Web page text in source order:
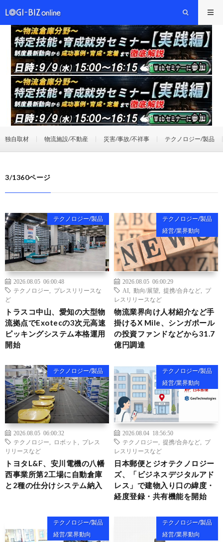
独自取材 物流施設/不動産 災害/事故/不祥事 テクノロジー/製品
3/1360ページ
テクノロジー/製品
2026.08.05 06:00:48
テクノロジー
プレスリリースな
ど
トラスコ中山、愛知の大型物
流拠点でExotecの3次元高速
ピッキングシステム本格運用
開始
テクノロジー/製品
経営/業界動向
2026.08.05 06:00:29
AI
動向/展望 提携/合弁など
プ
レスリリースなど
物流業界向け人材紹介など手
掛けるX Mile、シンガポール
の投資ファンドなどから31.7
億円調達
テクノロジー/製品
2026.08.05 06:00:32
テクノロジー
ロボット
プレス
リリースなど
トヨタL&F、安川電機の八幡
西事業所第2工場に自動倉庫
と2種の仕分けシステム納入
テクノロジー/製品
経営/業界動向
2026.08.04 18:56:50
テクノロジー
提携/合弁など
プ
レスリリースなど
日本郵便とジオテクノロジー
ズ、「ビジネスデジタルアド
レス」で建物入り口の緯度・
経度登録・共有機能を開始
テクノロジー/製品
経営/業界動向
テクノロジー/製品
経営/業界動向